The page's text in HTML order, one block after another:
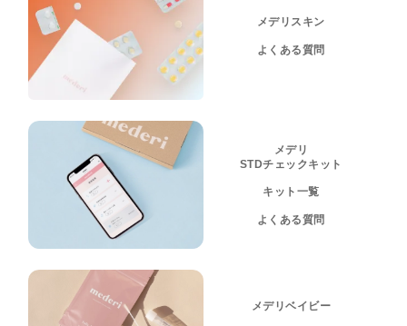
メデリスキン
よくある質問
メデリ
STDチェックキット
キット一覧
よくある質問
メデリベイビー